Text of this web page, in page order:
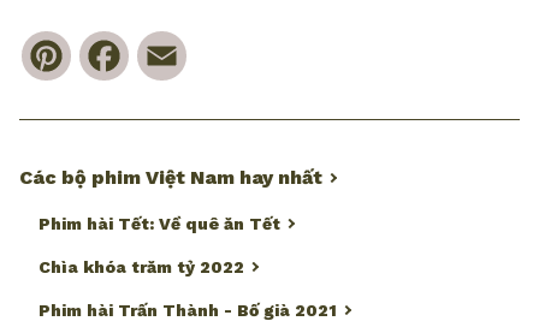
PinterestFacebook
Các bộ phim Việt Nam hay nhất
Phim hài Tết: Về quê ăn Tết
Chìa khóa trăm tỷ 2022
Phim hài Trấn Thành - Bố già 2021